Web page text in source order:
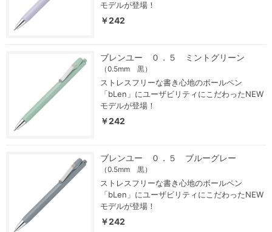
モデルが登場！
￥242
ブレンユー ０．５ ミントグリーン
（0.5mm 黒）
ストレスフリーな書き心地のボールペン
「bLen」にユーザビリティにこだわったNEW
モデルが登場！
￥242
ブレンユー ０．５ ブルーグレー
（0.5mm 黒）
ストレスフリーな書き心地のボールペン
「bLen」にユーザビリティにこだわったNEW
モデルが登場！
￥242